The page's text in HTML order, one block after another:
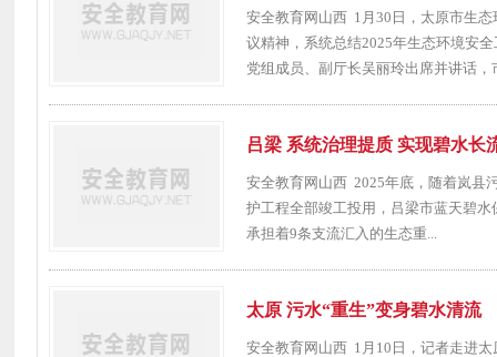
安全教育网山西 1月30日，太原市生
议精神，系统总结2025年生态环境安
党组成员、副厅长吴丽玲出席并讲话，
吕梁 系统治理提质 实现碧水长
安全教育网山西 2025年底，随着岚县
护工程全部竣工投用，吕梁市蓝天碧
承担着9条支流汇入的生态重...
太原 污水“重生”变身碧水清流
安全教育网山西 1月10日，记者走进